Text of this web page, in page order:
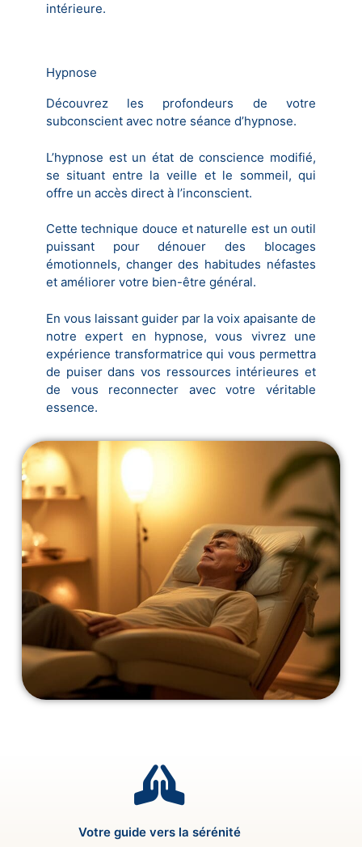
intérieure.
Hypnose
Découvrez les profondeurs de votre
subconscient avec notre séance d’hypnose.
L’hypnose est un état de conscience modifié,
se situant entre la veille et le sommeil, qui
offre un accès direct à l’inconscient.
Cette technique douce et naturelle est un outil
puissant pour dénouer des blocages
émotionnels, changer des habitudes néfastes
et améliorer votre bien-être général.
En vous laissant guider par la voix apaisante de
notre expert en hypnose, vous vivrez une
expérience transformatrice qui vous permettra
de puiser dans vos ressources intérieures et
de vous reconnecter avec votre véritable
essence.
Votre guide vers la sérénité